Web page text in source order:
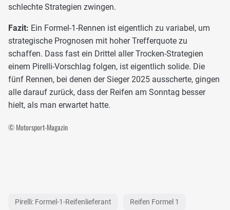
schlechte Strategien zwingen.
Fazit: Ein Formel-1-Rennen ist eigentlich zu variabel, um
strategische Prognosen mit hoher Trefferquote zu
schaffen. Dass fast ein Drittel aller Trocken-Strategien
einem Pirelli-Vorschlag folgen, ist eigentlich solide. Die
fünf Rennen, bei denen der Sieger 2025 ausscherte, gingen
alle darauf zurück, dass der Reifen am Sonntag besser
hielt, als man erwartet hatte.
© Motorsport-Magazin
Pirelli: Formel-1-Reifenlieferant Reifen Formel 1